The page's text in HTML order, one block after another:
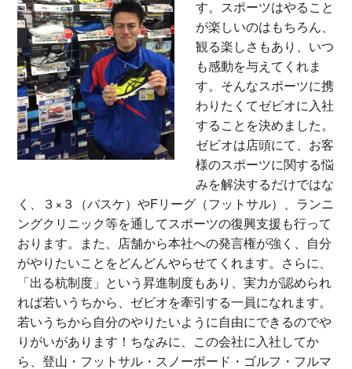
す。スポーツはやること
が楽しいのはもちろん、
観る楽しさもあり、いつ
も感動を与えてくれま
す。そんなスポーツに携
わりたくてゼビオに入社
することを決めました。
ゼビオは店頭にて、お客
様のスポーツに関する悩
みを解決するだけではな
く、３×３（バスケ）やFリーグ（フットサル）、ランニ
ングクリニック等を通してスポーツの復興支援も行って
おります。また、店舗から本社への発言権が強く、自分
がやりたいことをどんどんやらせてくれます。さらに、
「出る杭制度」という昇進制度もあり、実力が認められ
れば若いうちから、ゼビオを牽引する一員になれます。
若いうちから自分のやりたいように自由にできるのでや
りがいがあります！ちなみに、この会社に入社してか
ら、登山・フットサル・スノーボード・ゴルフ・フルマ